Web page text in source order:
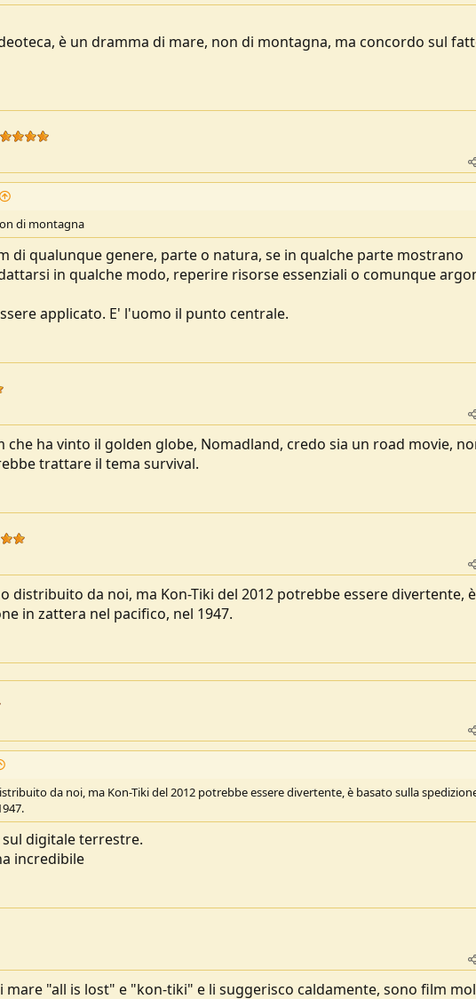
è un dramma di mare, non di montagna, ma concordo sul
di montagna
di qualunque genere, parte o natura, se in qualche parte mostrano
in qualche modo, reperire risorse essenziali o comunque
applicato. E' l'uomo il punto centrale.
che ha vinto il golden globe, Nomadland, credo sia un road movie,
trattare il tema survival.
distribuito da noi, ma Kon-Tiki del 2012 potrebbe essere divertente, è
in zattera nel pacifico, nel 1947.
da noi, ma Kon-Tiki del 2012 potrebbe essere divertente, è basato sulla
digitale terrestre.
incredibile
mare "all is lost" e "kon-tiki" e li suggerisco caldamente, sono film